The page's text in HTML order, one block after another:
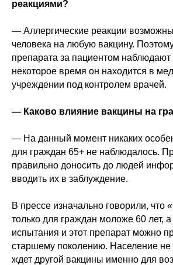
реакциями?
— Аллергические реакции
человека на любую вакцину.
препарата за пациентом
некоторое время он находится в
учреждении под контролем врачей.
— Каково влияние вакцины на
— На данный момент никаких
для граждан 65+ не наблюдалось.
правильно доносить до людей
вводить их в заблуждение.
В прессе изначально говорили, что
только для граждан моложе 60 лет,
испытания и этот препарат можно
старшему поколению. Население не
ждет другой вакцины именно для